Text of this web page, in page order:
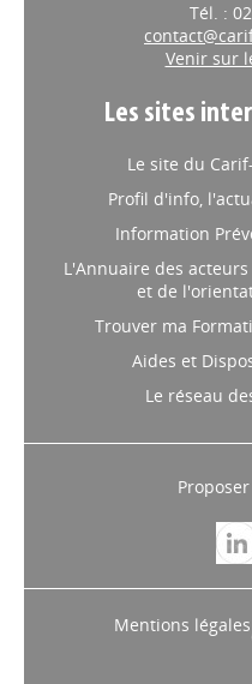
Tél. :
Venir sur
Les sites
Le site du
Profil d'info,
Information
L'Annuaire des
et de
Trouver ma
Aides et
Le réseau
Mentions légales